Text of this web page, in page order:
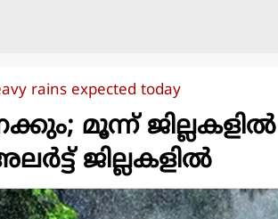
rains expected today
മൂന്ന്
ജില്ലകളില്‍